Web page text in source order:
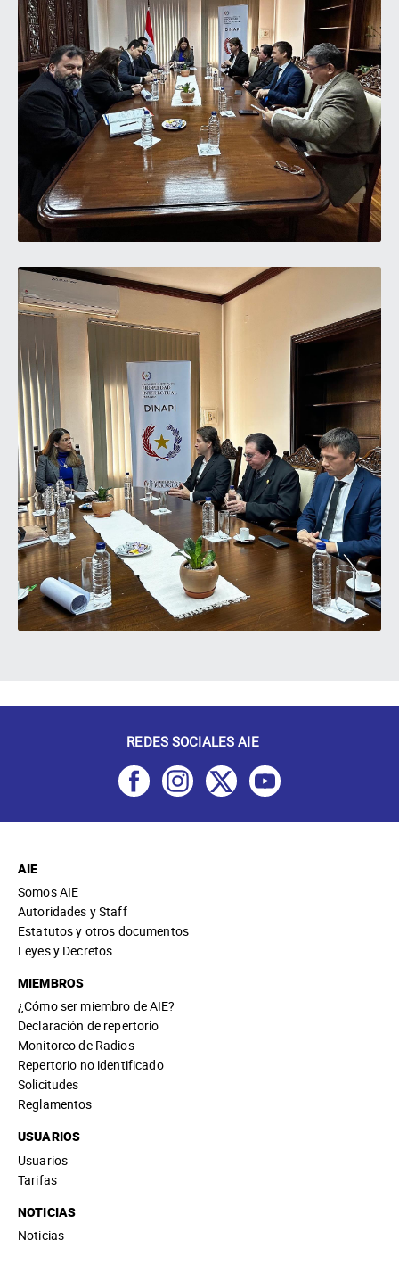
REDES SOCIALES AIE
AIE
Somos AIE
Autoridades y Staff
Estatutos y otros documentos
Leyes y Decretos
MIEMBROS
¿Cómo ser miembro de AIE?
Declaración de repertorio
Monitoreo de Radios
Repertorio no identificado
Solicitudes
Reglamentos
USUARIOS
Usuarios
Tarifas
NOTICIAS
Noticias